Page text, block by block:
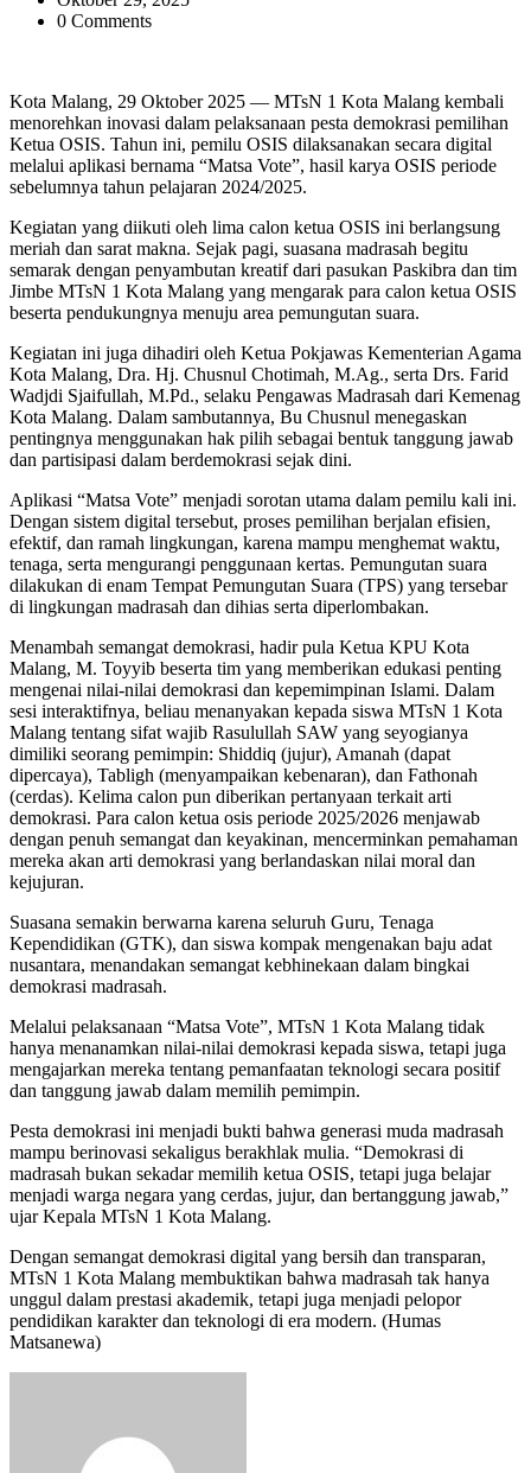
0 Comments
Kota Malang, 29 Oktober 2025 — MTsN 1 Kota Malang kembali
menorehkan inovasi dalam pelaksanaan pesta demokrasi pemilihan
Ketua OSIS. Tahun ini, pemilu OSIS dilaksanakan secara digital
melalui aplikasi bernama “Matsa Vote”, hasil karya OSIS periode
sebelumnya tahun pelajaran 2024/2025.
Kegiatan yang diikuti oleh lima calon ketua OSIS ini berlangsung
meriah dan sarat makna. Sejak pagi, suasana madrasah begitu
semarak dengan penyambutan kreatif dari pasukan Paskibra dan tim
Jimbe MTsN 1 Kota Malang yang mengarak para calon ketua OSIS
beserta pendukungnya menuju area pemungutan suara.
Kegiatan ini juga dihadiri oleh Ketua Pokjawas Kementerian Agama
Kota Malang, Dra. Hj. Chusnul Chotimah, M.Ag., serta Drs. Farid
Wadjdi Sjaifullah, M.Pd., selaku Pengawas Madrasah dari Kemenag
Kota Malang. Dalam sambutannya, Bu Chusnul menegaskan
pentingnya menggunakan hak pilih sebagai bentuk tanggung jawab
dan partisipasi dalam berdemokrasi sejak dini.
Aplikasi “Matsa Vote” menjadi sorotan utama dalam pemilu kali ini.
Dengan sistem digital tersebut, proses pemilihan berjalan efisien,
efektif, dan ramah lingkungan, karena mampu menghemat waktu,
tenaga, serta mengurangi penggunaan kertas. Pemungutan suara
dilakukan di enam Tempat Pemungutan Suara (TPS) yang tersebar
di lingkungan madrasah dan dihias serta diperlombakan.
Menambah semangat demokrasi, hadir pula Ketua KPU Kota
Malang, M. Toyyib beserta tim yang memberikan edukasi penting
mengenai nilai-nilai demokrasi dan kepemimpinan Islami. Dalam
sesi interaktifnya, beliau menanyakan kepada siswa MTsN 1 Kota
Malang tentang sifat wajib Rasulullah SAW yang seyogianya
dimiliki seorang pemimpin: Shiddiq (jujur), Amanah (dapat
dipercaya), Tabligh (menyampaikan kebenaran), dan Fathonah
(cerdas). Kelima calon pun diberikan pertanyaan terkait arti
demokrasi. Para calon ketua osis periode 2025/2026 menjawab
dengan penuh semangat dan keyakinan, mencerminkan pemahaman
mereka akan arti demokrasi yang berlandaskan nilai moral dan
kejujuran.
Suasana semakin berwarna karena seluruh Guru, Tenaga
Kependidikan (GTK), dan siswa kompak mengenakan baju adat
nusantara, menandakan semangat kebhinekaan dalam bingkai
demokrasi madrasah.
Melalui pelaksanaan “Matsa Vote”, MTsN 1 Kota Malang tidak
hanya menanamkan nilai-nilai demokrasi kepada siswa, tetapi juga
mengajarkan mereka tentang pemanfaatan teknologi secara positif
dan tanggung jawab dalam memilih pemimpin.
Pesta demokrasi ini menjadi bukti bahwa generasi muda madrasah
mampu berinovasi sekaligus berakhlak mulia. “Demokrasi di
madrasah bukan sekadar memilih ketua OSIS, tetapi juga belajar
menjadi warga negara yang cerdas, jujur, dan bertanggung jawab,”
ujar Kepala MTsN 1 Kota Malang.
Dengan semangat demokrasi digital yang bersih dan transparan,
MTsN 1 Kota Malang membuktikan bahwa madrasah tak hanya
unggul dalam prestasi akademik, tetapi juga menjadi pelopor
pendidikan karakter dan teknologi di era modern. (Humas
Matsanewa)